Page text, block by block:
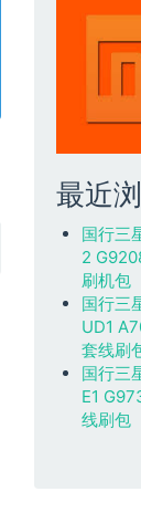
最近
国行三
2
刷机包
国行三
UD1
套线刷
国行三
E1
线刷包